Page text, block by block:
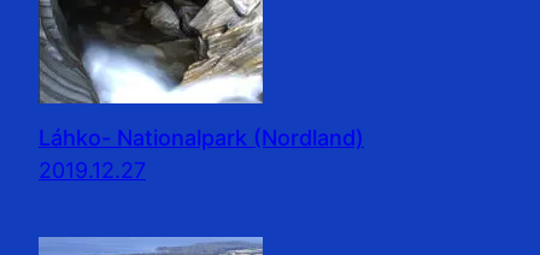
Láhko- Nationalpark (Nordland)
2019.12.27